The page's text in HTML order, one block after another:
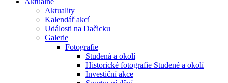
Aktuality
Kalendář akcí
Události na Dačicku
Galerie
Fotografie
Studená a okolí
Historické fotografie Studené a okolí
Investiční akce